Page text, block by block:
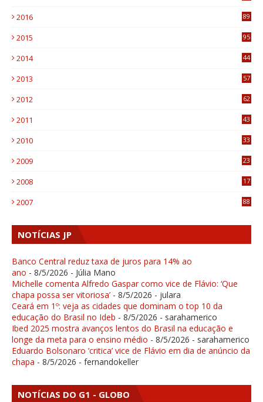
2016
89
2015
95
2014
44
2013
57
2012
62
2011
43
2010
33
2009
23
2008
17
2007 88
NOTÍCIAS JP
Banco Central reduz taxa de juros para 14% ao
ano - 8/5/2026 - Júlia Mano
Michelle comenta Alfredo Gaspar como vice de Flávio: ‘Que
chapa possa ser vitoriosa’ - 8/5/2026 - julara
Ceará em 1º: veja as cidades que dominam o top 10 da
educação do Brasil no Ideb - 8/5/2026 - sarahamerico
Ibed 2025 mostra avanços lentos do Brasil na educação e
longe da meta para o ensino médio - 8/5/2026 - sarahamerico
Eduardo Bolsonaro ‘critica’ vice de Flávio em dia de anúncio da
chapa - 8/5/2026 - fernandokeller
NOTÍCIAS DO G1 - GLOBO